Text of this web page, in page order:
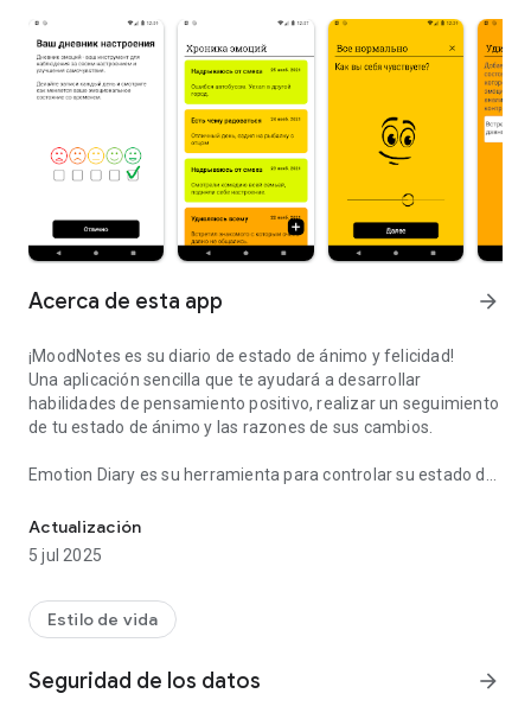
Acerca de esta app arrow_forward
¡MoodNotes es su diario de estado de ánimo y felicidad!
Una aplicación sencilla que te ayudará a desarrollar
habilidades de pensamiento positivo, realizar un seguimiento
de tu estado de ánimo y las razones de sus cambios.
Emotion Diary es su herramienta para controlar su estado de
observe cómo cambia su estado emocional con el tiempo.
Actualización
5 jul 2025
Estilo de vida
Seguridad de los datos arrow_forward